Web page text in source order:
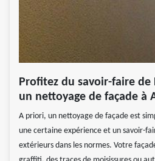
Profitez du savoir-faire de
un nettoyage de façade à
A priori, un nettoyage de façade est
une certaine expérience et un savoir-
extérieurs dans les normes. Votre